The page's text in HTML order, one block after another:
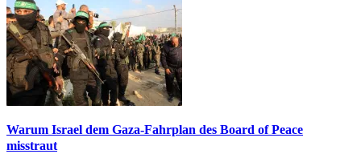
Warum Israel dem Gaza-Fahrplan des Board of Peace
misstraut